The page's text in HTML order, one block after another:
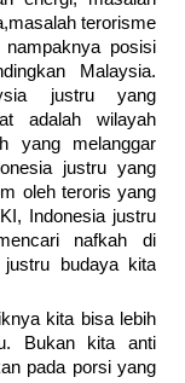
terorisme
posisi
Malaysia.
justru yang
adalah wilayah
yang melanggar
justru yang
oleh teroris yang
Indonesia justru
nafkah di
budaya kita
kita bisa lebih
Bukan kita anti
pada porsi yang